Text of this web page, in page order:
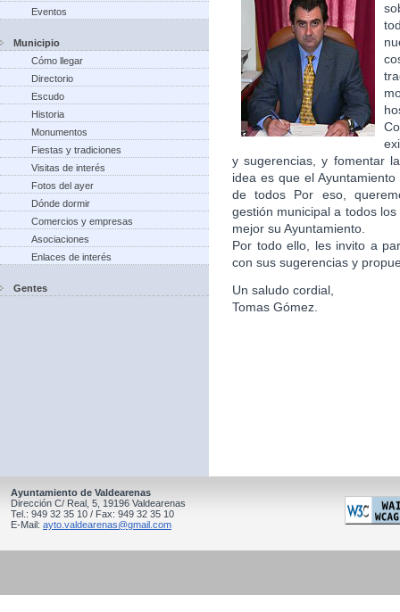
Eventos
Municipio
Cómo llegar
Directorio
Escudo
Historia
Monumentos
Fiestas y tradiciones
Visitas de interés
Fotos del ayer
Dónde dormir
Comercios y empresas
Asociaciones
Enlaces de interés
Gentes
y sugerencias, y fomentar
idea es que el
de todos Por eso,
gestión municipal a todos
mejor su Ayuntamiento.
Por todo ello, les invito a
con sus sugerencias y
Un saludo cordial,
Tomas Gómez.
Ayuntamiento de Valdearenas
Dirección C/ Real, 5, 19196 Valdearenas
Tel.: 949 32 35 10 / Fax: 949 32 35 10
E-Mail: ayto.valdearenas@gmail.com